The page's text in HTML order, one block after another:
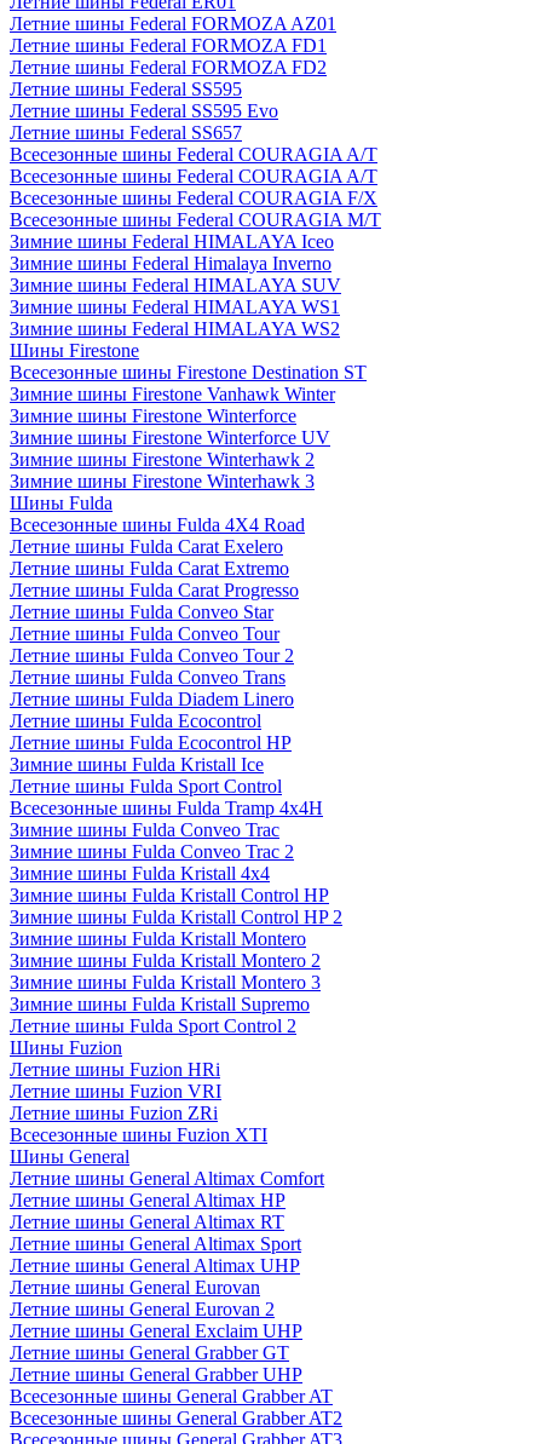
Летние шины Federal FORMOZA AZ01
Летние шины Federal FORMOZA FD1
Летние шины Federal FORMOZA FD2
Летние шины Federal SS595
Летние шины Federal SS595 Evo
Летние шины Federal SS657
Всесезонные шины Federal COURAGIA A/T
Всесезонные шины Federal COURAGIA A/T
Всесезонные шины Federal COURAGIA F/X
Всесезонные шины Federal COURAGIA M/T
Зимние шины Federal HIMALAYA Iceo
Зимние шины Federal Himalaya Inverno
Зимние шины Federal HIMALAYA SUV
Зимние шины Federal HIMALAYA WS1
Зимние шины Federal HIMALAYA WS2
Шины Firestone
Всесезонные шины Firestone Destination ST
Зимние шины Firestone Vanhawk Winter
Зимние шины Firestone Winterforce
Зимние шины Firestone Winterforce UV
Зимние шины Firestone Winterhawk 2
Зимние шины Firestone Winterhawk 3
Шины Fulda
Всесезонные шины Fulda 4X4 Road
Летние шины Fulda Carat Exelero
Летние шины Fulda Carat Extremo
Летние шины Fulda Carat Progresso
Летние шины Fulda Conveo Star
Летние шины Fulda Conveo Tour
Летние шины Fulda Conveo Tour 2
Летние шины Fulda Conveo Trans
Летние шины Fulda Diadem Linero
Летние шины Fulda Ecocontrol
Летние шины Fulda Ecocontrol HP
Зимние шины Fulda Kristall Ice
Летние шины Fulda Sport Control
Всесезонные шины Fulda Tramp 4x4H
Зимние шины Fulda Conveo Trac
Зимние шины Fulda Conveo Trac 2
Зимние шины Fulda Kristall 4x4
Зимние шины Fulda Kristall Control HP
Зимние шины Fulda Kristall Control HP 2
Зимние шины Fulda Kristall Montero
Зимние шины Fulda Kristall Montero 2
Зимние шины Fulda Kristall Montero 3
Зимние шины Fulda Kristall Supremo
Летние шины Fulda Sport Control 2
Шины Fuzion
Летние шины Fuzion HRi
Летние шины Fuzion VRI
Летние шины Fuzion ZRi
Всесезонные шины Fuzion XTI
Шины General
Летние шины General Altimax Comfort
Летние шины General Altimax HP
Летние шины General Altimax RT
Летние шины General Altimax Sport
Летние шины General Altimax UHP
Летние шины General Eurovan
Летние шины General Eurovan 2
Летние шины General Exclaim UHP
Летние шины General Grabber GT
Летние шины General Grabber UHP
Всесезонные шины General Grabber AT
Всесезонные шины General Grabber AT2
Всесезонные шины General Grabber AT3